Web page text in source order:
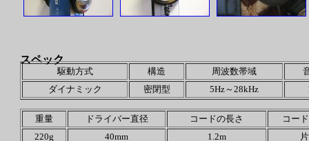
スペック
駆動方式 構造 周波数帯域
ダイナミック
密閉型 5Hz～28kHz
重量 ドライバー直径 コードの長さ
コー
220g
40mm 1.2m